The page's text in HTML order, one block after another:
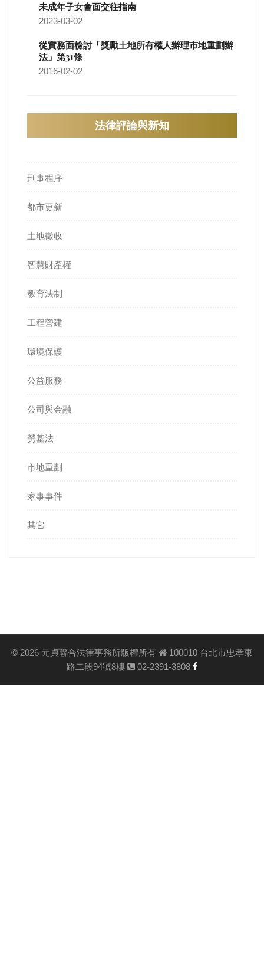
未成年子女會面交往指南
2023-03-02
從實務面檢討「獎勵土地所有權人辦理市地重劃辦
法」第31條
2016-02-02
法律評論與新知
刑事程序
都市更新
土地徵收
智慧財產權
教育法制
工程營建
環境保護
公益服務
公司與金融
勞基法
市地重劃
家事事件
其它
© 2026 元貞聯合法律事務所版權所有
100010 台北市忠孝東
路二段94號8樓
02-2391-3808